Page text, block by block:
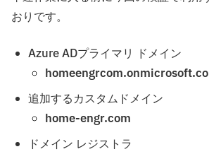
おりです。
Azure ADプライマリ ドメイン
追加するカスタムドメイン
home-engr.com
ドメイン レジストラ